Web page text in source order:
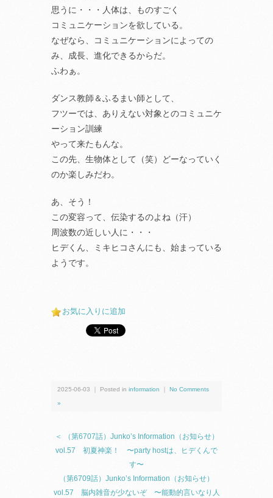
思うに・・・人体は、ものすごく
コミュニケーションを欲している。
なぜなら、コミュニケーションによっての
み、成長、進化できるからだ。
ふわぁ。
ダンス教師＆ふるまい師として、
フツーでは、ありえない対象とのコミュニケ
ーション訓練
やって来たもんな。
この先、生物体として（笑）どーなっていく
のか楽しみだわ。
あ、そう！
この変容って、伝染するのよね（汗）
周波数の近しい人に・・・
ヒデくん、ミキヒコさんにも、始まっている
ようです。
お気に入りに追加
2025-06-03 ｜ Posted in information No Comments
»
＜ （第6707話）Junko’s Information（お知らせ）
vol.57 初夏神楽！ 〜party hostは、ヒデくんで
す〜
（第6709話）Junko’s Information（お知らせ）
vol.57 脳内雑音が少ないぞ 〜能動的言いなり人